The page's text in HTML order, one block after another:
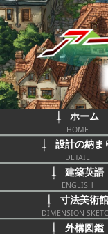
ホーム
HOME
設計の納ま
DETAIL
建築英語
ENGLISH
寸法美術館
DIMENSION
外構図鑑